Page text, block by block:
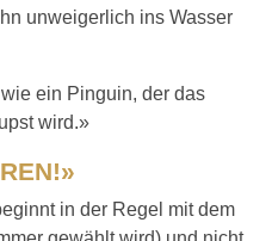
unweigerlich ins Wasser
ein Pinguin, der das
wird.»
in der Regel mit dem